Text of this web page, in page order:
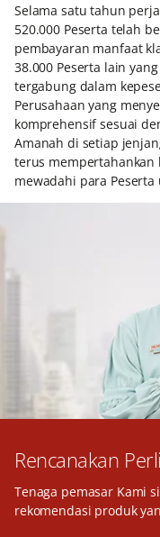
Selama satu tahun
520.000 Peserta telah
pembayaran manfaat
38.000 Peserta lain
tergabung dalam
Perusahaan yang
komprehensif sesuai
Amanah di setiap
terus mempertahankan
mewadahi para
Rencanakan
Tenaga pemasar Kami
rekomendasi produk